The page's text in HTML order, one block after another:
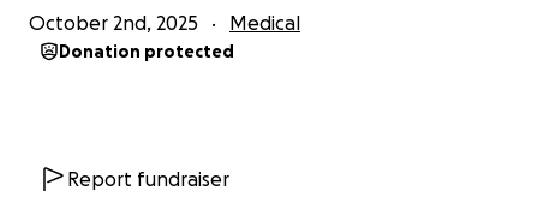
October 2nd, 2025 Medical
Donation protected
Report fundraiser